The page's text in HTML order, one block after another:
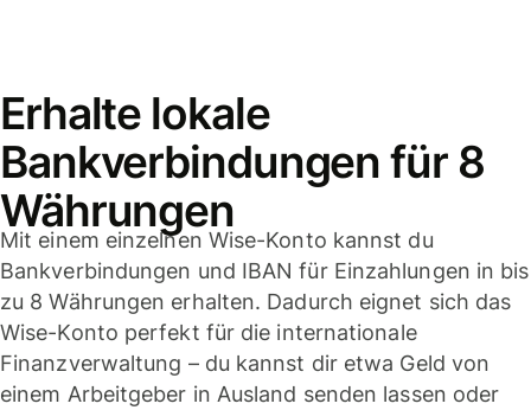
Erhalte lokale
Bankverbindungen für 8
Währungen
Mit einem einzelnen Wise-Konto kannst du
Bankverbindungen und IBAN für Einzahlungen in bis
zu 8 Währungen erhalten. Dadurch eignet sich das
Wise-Konto perfekt für die internationale
Finanzverwaltung – du kannst dir etwa Geld von
einem Arbeitgeber in Ausland senden lassen oder